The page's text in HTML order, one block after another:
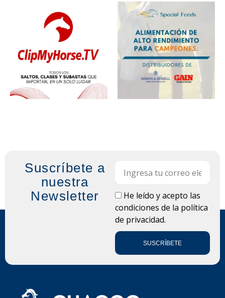
Suscríbete a
nuestra
Newsletter
LOPDHe leído y acepto las
condiciones de la política
de privacidad.
SUSCRÍBETE